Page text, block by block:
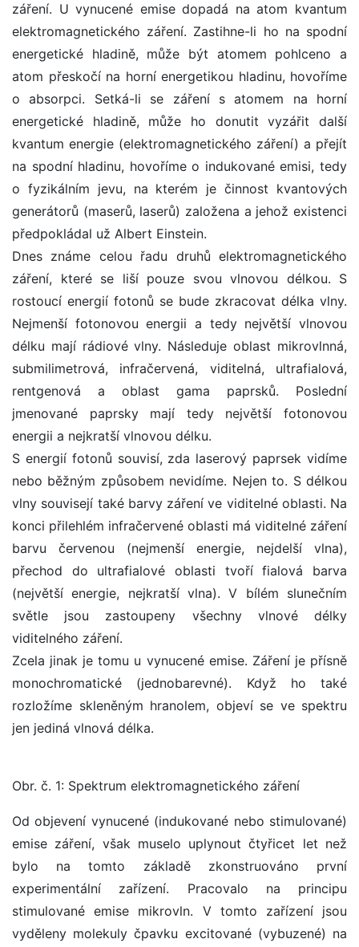
záření. U vynucené emise dopadá na atom kvantum
elektromagnetického záření. Zastihne-li ho na spodní
energetické hladině, může být atomem pohlceno a
atom přeskočí na horní energetikou hladinu, hovoříme
o absorpci. Setká-li se záření s atomem na horní
energetické hladině, může ho donutit vyzářit další
kvantum energie (elektromagnetického záření) a přejít
na spodní hladinu, hovoříme o indukované emisi, tedy
o fyzikálním jevu, na kterém je činnost kvantových
generátorů (maserů, laserů) založena a jehož existenci
předpokládal už Albert Einstein.
Dnes známe celou řadu druhů elektromagnetického
záření, které se liší pouze svou vlnovou délkou. S
rostoucí energií fotonů se bude zkracovat délka vlny.
Nejmenší fotonovou energii a tedy největší vlnovou
délku mají rádiové vlny. Následuje oblast mikrovlnná,
submilimetrová, infračervená, viditelná, ultrafialová,
rentgenová a oblast gama paprsků. Poslední
jmenované paprsky mají tedy největší fotonovou
energii a nejkratší vlnovou délku.
S energií fotonů souvisí, zda laserový paprsek vidíme
nebo běžným způsobem nevidíme. Nejen to. S délkou
vlny souvisejí také barvy záření ve viditelné oblasti. Na
konci přilehlém infračervené oblasti má viditelné záření
barvu červenou (nejmenší energie, nejdelší vlna),
přechod do ultrafialové oblasti tvoří fialová barva
(největší energie, nejkratší vlna). V bílém slunečním
světle jsou zastoupeny všechny vlnové délky
viditelného záření.
Zcela jinak je tomu u vynucené emise. Záření je přísně
monochromatické (jednobarevné). Když ho také
rozložíme skleněným hranolem, objeví se ve spektru
jen jediná vlnová délka.
Obr. č. 1: Spektrum elektromagnetického záření
Od objevení vynucené (indukované nebo stimulované)
emise záření, však muselo uplynout čtyřicet let než
bylo na tomto základě zkonstruováno první
experimentální zařízení. Pracovalo na principu
stimulované emise mikrovln. V tomto zařízení jsou
vyděleny molekuly čpavku excitované (vybuzené) na